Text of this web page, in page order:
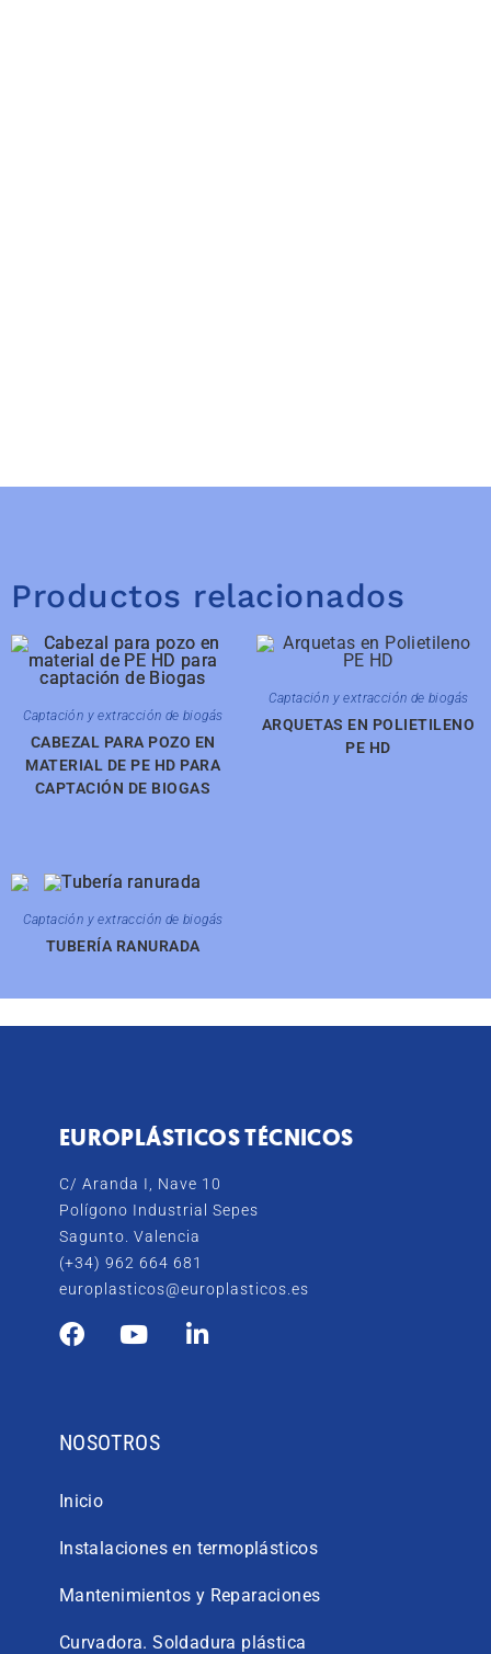
Productos relacionados
Captación y extracción de biogás
CABEZAL PARA POZO EN
MATERIAL DE PE HD PARA
CAPTACIÓN DE BIOGAS
Captación y extracción de biogás
ARQUETAS EN POLIETILENO
PE HD
Captación y extracción de biogás
TUBERÍA RANURADA
EUROPLÁSTICOS TÉCNICOS
C/ Aranda I, Nave 10
Polígono Industrial Sepes
Sagunto. Valencia
(+34) 962 664 681
europlasticos@europlasticos.es
NOSOTROS
Inicio
Instalaciones en termoplásticos
Mantenimientos y Reparaciones
Curvadora. Soldadura plástica